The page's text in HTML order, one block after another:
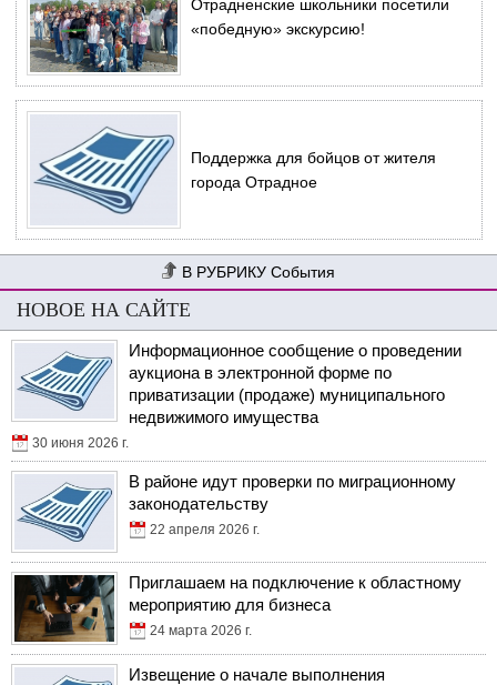
Отрадненские школьники посетили
«победную» экскурсию!
Поддержка для бойцов от жителя
города Отрадное
События
НОВОЕ НА САЙТЕ
Информационное сообщение о проведении
аукциона в электронной форме по
приватизации (продаже) муниципального
недвижимого имущества
30 июня 2026 г.
В районе идут проверки по миграционному
законодательству
22 апреля 2026 г.
Приглашаем на подключение к областному
мероприятию для бизнеса
24 марта 2026 г.
Извещение о начале выполнения